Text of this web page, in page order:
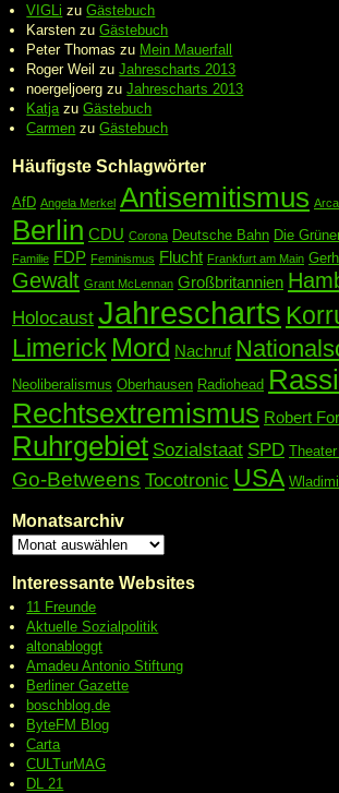
VIGLi zuGästebuch
Karsten zuGästebuch
Peter Thomas zu Mein Mauerfall
Roger Weil zuJahrescharts 2013
noergeljoerg zuJahrescharts 2013
Katja zuGästebuch
Carmen zuGästebuch
Häufigste Schlagwörter
AfD Angela Merkel Antisemitismus
Berlin CDU Corona Deutsche Bahn Die
Familie FDP Feminismus Flucht Frankfurt am Main
Gewalt Grant McLennan Großbritannien
Holocaust Jahrescharts
Limerick Mord Nachruf
Neoliberalismus Oberhausen Radiohead
Rechtsextremismus Robert
Ruhrgebiet Sozialstaat SPD
Go-Betweens Tocotronic USA
Monatsarchiv
Interessante Websites
11 Freunde
Aktuelle Sozialpolitik
altonabloggt
Amadeu Antonio Stiftung
Berliner Gazette
boschblog.de
ByteFM Blog
Carta
CULTurMAG
DL 21